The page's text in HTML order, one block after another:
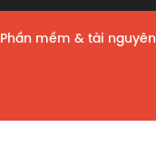
Phần mềm & tài nguyên